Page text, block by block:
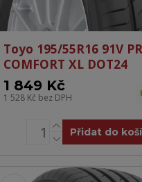
Toyo 195/55R16 91V
COMFORT XL DOT24
1 849 Kč
1 528 Kč bez DPH
Přidat do